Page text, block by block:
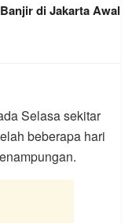
di Jakarta Awal
Selasa sekitar
beberapa hari